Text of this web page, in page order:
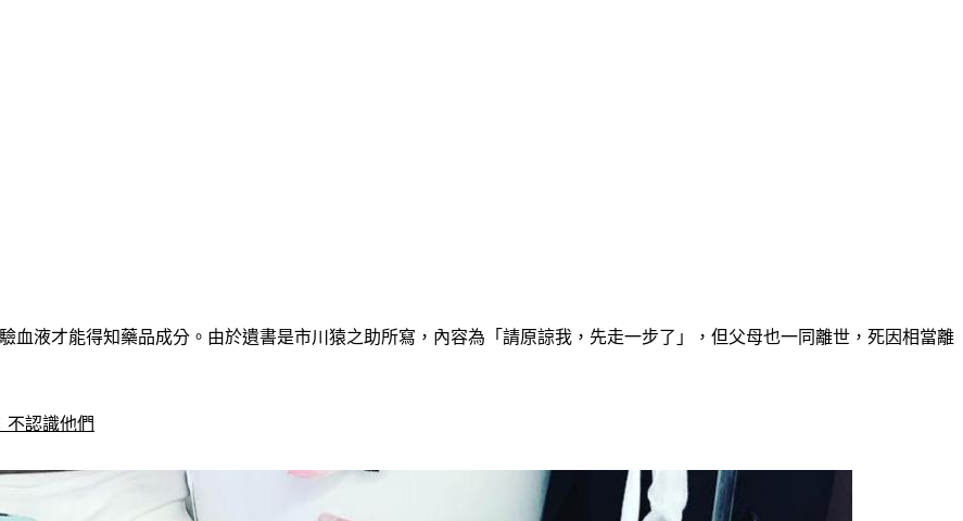
血液才能得知藥品成分。由於遺書是市川猿之助所寫，內容為「請原諒我，先走一步了」，但父母也一同離世，死因相當離
不認識他們